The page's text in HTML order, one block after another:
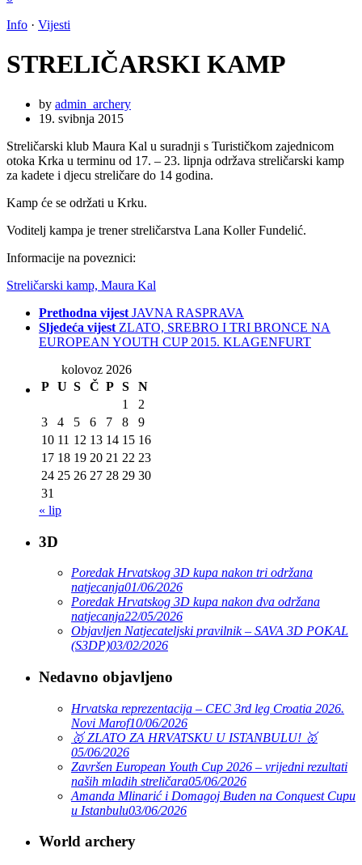
Info · Vijesti
STRELIČARSKI KAMP
by admin_archery
19. svibnja 2015
Streličarski klub Maura Kal u suradnji s Turističkom zajednicom
otoka Krka u terminu od 17. – 23. lipnja održava streličarski kamp
za kadete i djecu streličare do 14 godina.
Kamp će se održati u Krku.
Voditelj kampa je trener streličarstva Lana Koller Fundelić.
Informacije na poveznici:
Streličarski kamp, Maura Kal
Prethodna vijest JAVNA RASPRAVA
Sljedeća vijest ZLATO, SREBRO I TRI BRONCE NA
EUROPEAN YOUTH CUP 2015. KLAGENFURT
kolovoz 2026
P U S Č P S
N
1
2
3
4 5 6 7 8
9
10 11 12 13 14 15 16
17 18 19 20 21 22 23
24 25 26 27 28 29 30
31
« lip
3D
Poredak Hrvatskog 3D kupa nakon tri održana
natjecanja01/06/2026
Poredak Hrvatskog 3D kupa nakon dva održana
natjecanja22/05/2026
Objavljen Natjecateljski pravilnik – SAVA 3D POKAL
(S3DP)03/02/2026
Nedavno objavljeno
Hrvatska reprezentacija – CEC 3rd leg Croatia 2026.
Novi Marof10/06/2026
🥇 ZLATO ZA HRVATSKU U ISTANBULU! 🥇
05/06/2026
Završen European Youth Cup 2026 – vrijedni rezultati
naših mladih streličara05/06/2026
Amanda Mlinarić i Domagoj Buden na Conquest Cupu
u Istanbulu03/06/2026
World archery